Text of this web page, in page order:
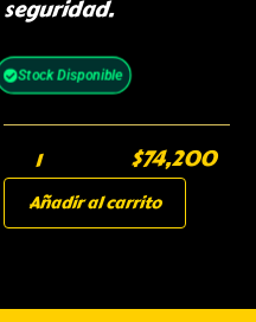
seguridad.
Stock Disponible
$74,200
Añadir al carrito